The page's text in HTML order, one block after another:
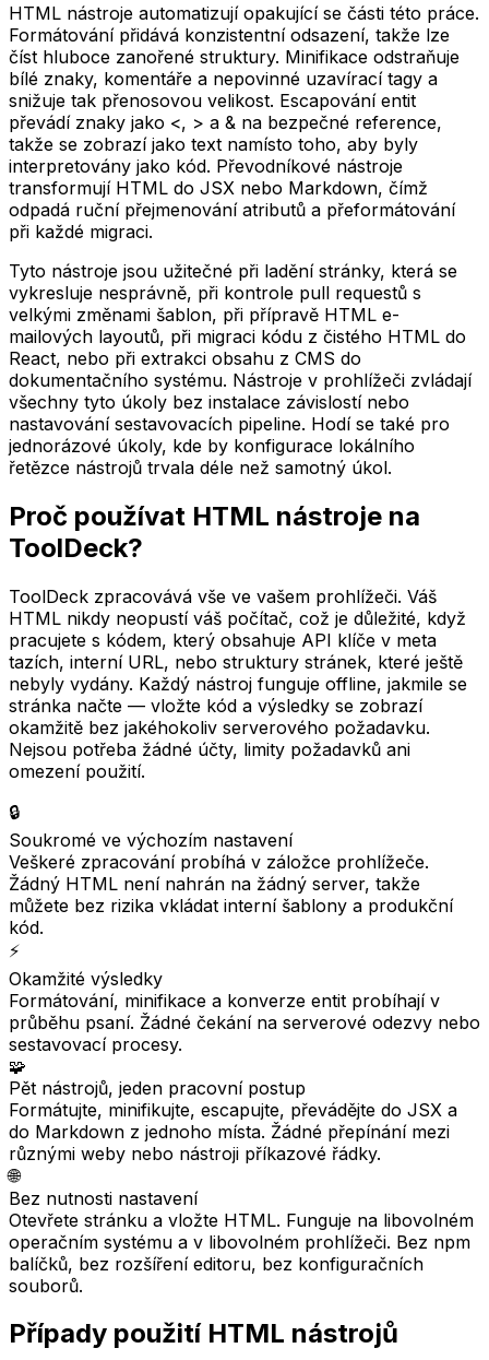
HTML nástroje automatizují opakující se části této práce.
Formátování přidává konzistentní odsazení, takže lze
číst hluboce zanořené struktury. Minifikace odstraňuje
bílé znaky, komentáře a nepovinné uzavírací tagy a
snižuje tak přenosovou velikost. Escapování entit
převádí znaky jako <, > a & na bezpečné reference,
takže se zobrazí jako text namísto toho, aby byly
interpretovány jako kód. Převodníkové nástroje
transformují HTML do JSX nebo Markdown, čímž
odpadá ruční přejmenování atributů a přeformátování
při každé migraci.
Tyto nástroje jsou užitečné při ladění stránky, která se
vykresluje nesprávně, při kontrole pull requestů s
velkými změnami šablon, při přípravě HTML e-
mailových layoutů, při migraci kódu z čistého HTML do
React, nebo při extrakci obsahu z CMS do
dokumentačního systému. Nástroje v prohlížeči zvládají
všechny tyto úkoly bez instalace závislostí nebo
nastavování sestavovacích pipeline. Hodí se také pro
jednorázové úkoly, kde by konfigurace lokálního
řetězce nástrojů trvala déle než samotný úkol.
Proč používat HTML nástroje na
ToolDeck?
ToolDeck zpracovává vše ve vašem prohlížeči. Váš
HTML nikdy neopustí váš počítač, což je důležité, když
pracujete s kódem, který obsahuje API klíče v meta
tazích, interní URL, nebo struktury stránek, které ještě
nebyly vydány. Každý nástroj funguje offline, jakmile se
stránka načte — vložte kód a výsledky se zobrazí
okamžitě bez jakéhokoliv serverového požadavku.
Nejsou potřeba žádné účty, limity požadavků ani
omezení použití.
🔒
Soukromé ve výchozím nastavení
Veškeré zpracování probíhá v záložce prohlížeče.
Žádný HTML není nahrán na žádný server, takže
můžete bez rizika vkládat interní šablony a produkční
kód.
⚡
Okamžité výsledky
Formátování, minifikace a konverze entit probíhají v
průběhu psaní. Žádné čekání na serverové odezvy nebo
sestavovací procesy.
🧩
Pět nástrojů, jeden pracovní postup
Formátujte, minifikujte, escapujte, převádějte do JSX a
do Markdown z jednoho místa. Žádné přepínání mezi
různými weby nebo nástroji příkazové řádky.
🌐
Bez nutnosti nastavení
Otevřete stránku a vložte HTML. Funguje na libovolném
operačním systému a v libovolném prohlížeči. Bez npm
balíčků, bez rozšíření editoru, bez konfiguračních
souborů.
Případy použití HTML nástrojů